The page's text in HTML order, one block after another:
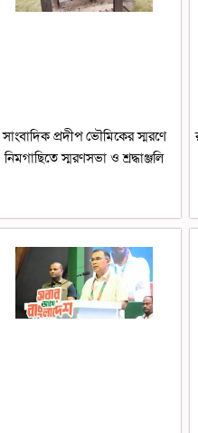
সাংবাদিক প্রদীপ ভৌমিকের স্মরণে
নিমগাছিতে স্মরণসভা ও শ্রদ্ধাঞ্জলি